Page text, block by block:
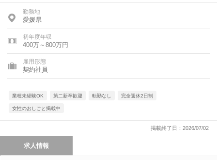
勤務地
愛媛県
初年度年収
400万～800万円
雇用形態
契約社員
業種未経験OK 第二新卒歓迎 転勤なし 完全週休2日制
女性のおしごと掲載中
掲載終了日：2026/07/02
求人情報